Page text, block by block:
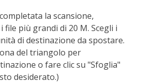
la scansione,
file più grandi di 20 M. Scegli i
di destinazione da spostare.
del triangolo per
o fare clic su "Sfoglia"
desiderato.)